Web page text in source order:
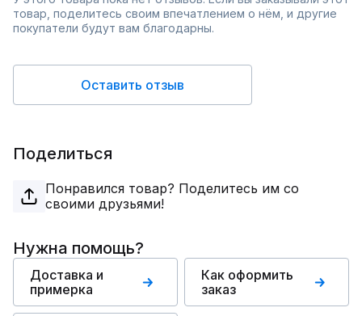
товар, поделитесь своим впечатлением о нём, и другие
покупатели будут вам благодарны.
Оставить отзыв
Поделиться
Понравился товар? Поделитесь им со
своими друзьями!
Нужна помощь?
Доставка и
примерка
Как оформить
заказ